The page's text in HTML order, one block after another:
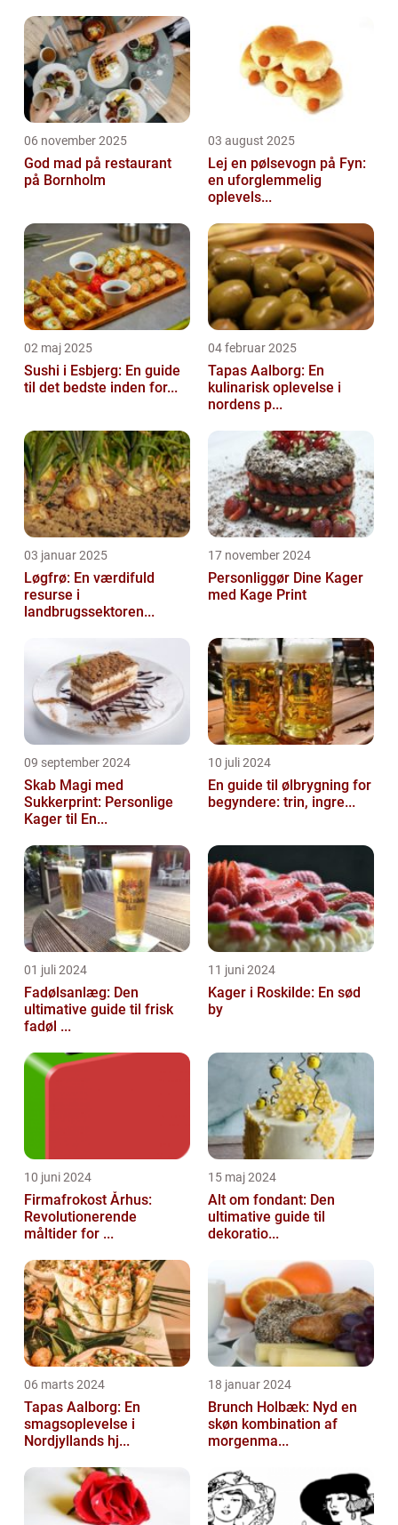
06 november 2025
God mad på restaurant
på Bornholm
03 august 2025
Lej en pølsevogn på Fyn:
en uforglemmelig
oplevels...
02 maj 2025
Sushi i Esbjerg: En guide
til det bedste inden for...
04 februar 2025
Tapas Aalborg: En
kulinarisk oplevelse i
nordens p...
03 januar 2025
Løgfrø: En værdifuld
resurse i
landbrugssektoren...
17 november 2024
Personliggør Dine Kager
med Kage Print
09 september 2024
Skab Magi med
Sukkerprint: Personlige
Kager til En...
10 juli 2024
En guide til ølbrygning for
begyndere: trin, ingre...
01 juli 2024
Fadølsanlæg: Den
ultimative guide til frisk
fadøl ...
11 juni 2024
Kager i Roskilde: En sød
by
10 juni 2024
Firmafrokost Århus:
Revolutionerende
måltider for ...
15 maj 2024
Alt om fondant: Den
ultimative guide til
dekoratio...
06 marts 2024
Tapas Aalborg: En
smagsoplevelse i
Nordjyllands hj...
18 januar 2024
Brunch Holbæk: Nyd en
skøn kombination af
morgenma...